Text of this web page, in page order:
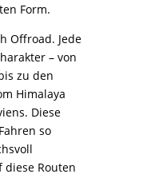
Form.
Offroad. Jede
– von
zu den
Himalaya
Diese
so
diese Routen